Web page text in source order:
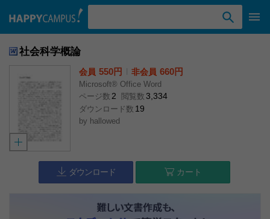
社会科学概論
会員 550円 非会員 660円
Microsoft® Office Word
ページ数 2 閲覧数 3,334
ダウンロード数 19
by hallowed
ダウンロード カート